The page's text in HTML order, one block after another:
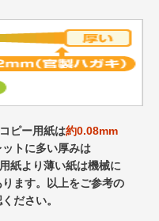
ピー用紙は約0.08mm
トに多い厚みは
紙より薄い紙は機械に
ます。以上をご参考の
ださい。